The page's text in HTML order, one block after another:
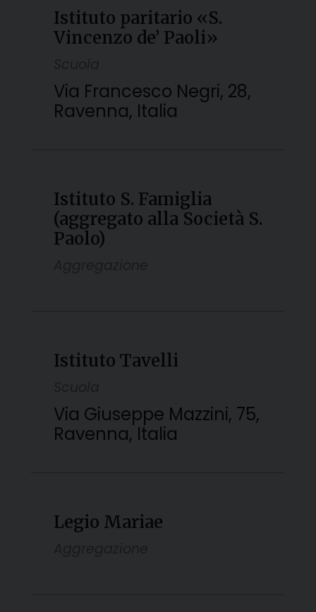
Istituto paritario «S.
Vincenzo de’ Paoli»
Via Francesco Negri, 28,
Ravenna, Italia
Istituto S. Famiglia
(aggregato alla Società S.
Paolo)
Istituto Tavelli
Via Giuseppe Mazzini, 75,
Ravenna, Italia
Legio Mariae